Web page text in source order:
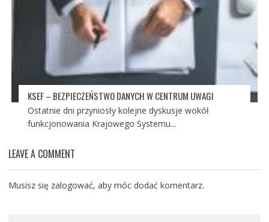
KSEF – BEZPIECZEŃSTWO DANYCH W CENTRUM UWAGI
Ostatnie dni przyniosły kolejne dyskusje wokół
funkcjonowania Krajowego Systemu...
LEAVE A COMMENT
Musisz się zalogować, aby móc dodać komentarz.